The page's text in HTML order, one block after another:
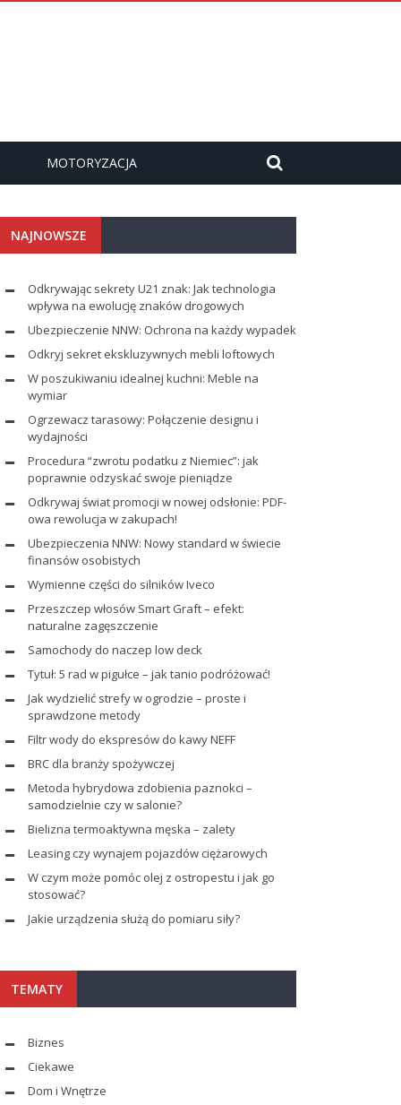
MOTORYZACJA
NAJNOWSZE
Odkrywając sekrety U21 znak: Jak technologia
wpływa na ewolucję znaków drogowych
Ubezpieczenie NNW: Ochrona na każdy wypadek
Odkryj sekret ekskluzywnych mebli loftowych
W poszukiwaniu idealnej kuchni: Meble na
wymiar
Ogrzewacz tarasowy: Połączenie designu i
wydajności
Procedura “zwrotu podatku z Niemiec”: jak
poprawnie odzyskać swoje pieniądze
Odkrywaj świat promocji w nowej odsłonie: PDF-
owa rewolucja w zakupach!
Ubezpieczenia NNW: Nowy standard w świecie
finansów osobistych
Wymienne części do silników Iveco
Przeszczep włosów Smart Graft – efekt:
naturalne zagęszczenie
Samochody do naczep low deck
Tytuł: 5 rad w pigułce – jak tanio podróżować!
Jak wydzielić strefy w ogrodzie – proste i
sprawdzone metody
Filtr wody do ekspresów do kawy NEFF
BRC dla branży spożywczej
Metoda hybrydowa zdobienia paznokci –
samodzielnie czy w salonie?
Bielizna termoaktywna męska – zalety
Leasing czy wynajem pojazdów ciężarowych
W czym może pomóc olej z ostropestu i jak go
stosować?
Jakie urządzenia służą do pomiaru siły?
TEMATY
Biznes
Ciekawe
Dom i Wnętrze